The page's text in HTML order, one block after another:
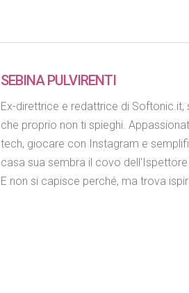
SEBINA PULVIRENTI
Ex-direttrice e redattrice di
che proprio non ti spieghi.
tech, giocare con Instagram e
casa sua sembra il covo
E non si capisce perché, ma trova